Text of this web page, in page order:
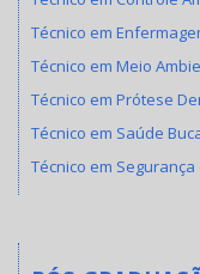
Técnico em
Técnico em Meio
Técnico em Prótese
Técnico em Saúde
Técnico em